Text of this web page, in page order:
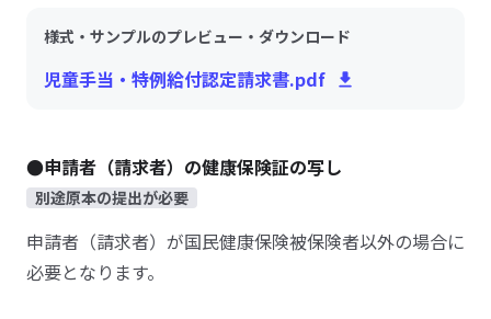
様式・サンプルのプレビュー・ダウンロード
児童手当・特例給付認定請求書.pdf
●申請者（請求者）の健康保険証の写し
別途原本の提出が必要
申請者（請求者）が国民健康保険被保険者以外の場合に
必要となります。